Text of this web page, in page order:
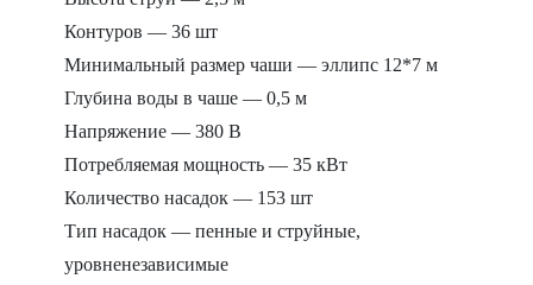
Контуров — 36 шт
Минимальный размер чаши — эллипс 12*7 м
Глубина воды в чаше — 0,5 м
Напряжение — 380 В
Потребляемая мощность — 35 кВт
Количество насадок — 153 шт
Тип насадок — пенные и струйные,
уровненезависимые